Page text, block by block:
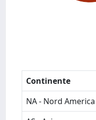
Continente
NA - Nord America